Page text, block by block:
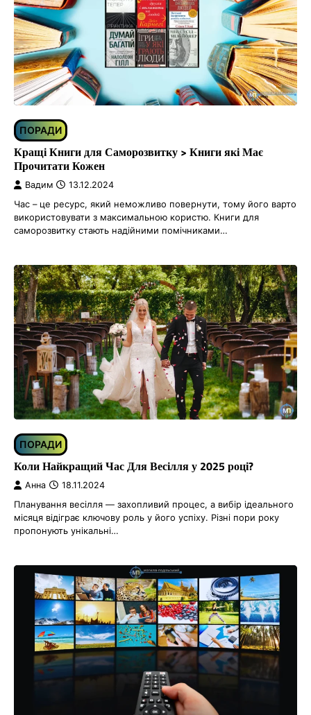
ПОРАДИ
Кращі Книги для Саморозвитку > Книги які Має
Прочитати Кожен
Вадим 13.12.2024
Час – це ресурс, який неможливо повернути, тому його варто
використовувати з максимальною користю. Книги для
саморозвитку стають надійними помічниками…
ПОРАДИ
Коли Найкращий Час Для Весілля у 2025 році?
Анна 18.11.2024
Планування весілля — захопливий процес, а вибір ідеального
місяця відіграє ключову роль у його успіху. Різні пори року
пропонують унікальні…